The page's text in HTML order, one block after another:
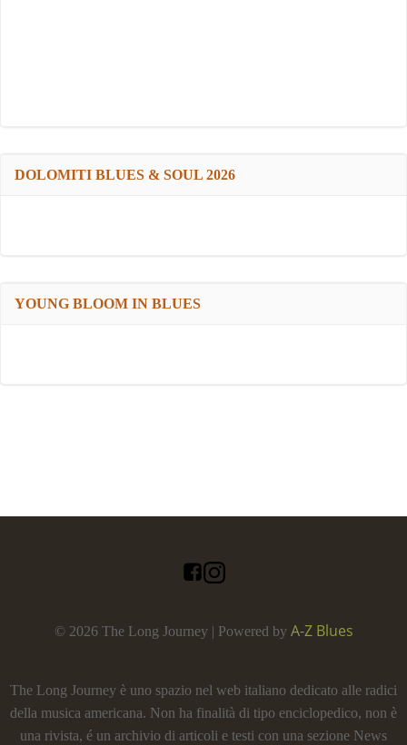
DOLOMITI BLUES & SOUL 2026
YOUNG BLOOM IN BLUES
© 2026 The Long Journey | Powered by A-Z Blues
The Long Journey è uno spazio nel web italiano dedicato alle radici
della musica americana. Non ha finalità di tipo enciclopedico, non è
una rivista, é un archivio di articoli e testi con una sezione News